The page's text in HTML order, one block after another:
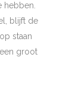
hebben.
blijft de
staan
groot